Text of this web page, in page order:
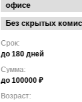
офисе
Без скрытых
Срок:
до 180 дней
Сумма:
до 100000 ₽
Возраст: